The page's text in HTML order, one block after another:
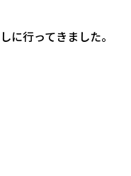
に行ってきました。